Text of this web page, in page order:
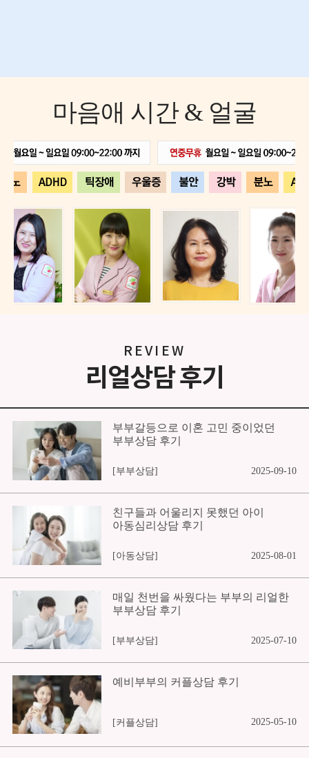
마음애 시간 & 얼굴
REVIEW
리얼상담 후기
부부갈등으로 이혼 고민 중이었던
부부상담 후기
[부부상담] 2025-09-10
친구들과 어울리지 못했던 아이
아동심리상담 후기
[아동상담] 2025-08-01
매일 천번을 싸웠다는 부부의 리얼한
부부상담 후기
[부부상담] 2025-07-10
예비부부의 커플상담 후기
[커플상담] 2025-05-10